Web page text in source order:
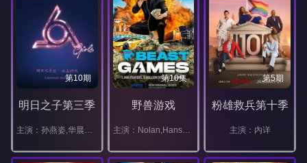
第10期
明日之子第三季
第10集
野兽游戏
主演：Nolan,Hansen,阿图罗·德尔·波多黎各,Mr.,Beast,Jasmine,Metivier,Christopher,J.,Presley
第5期
粉雄救兵第十季
主演：内详